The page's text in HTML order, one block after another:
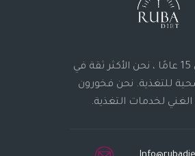
منذ أكثر من 15 عامًا ، نحن الأكثر ثقة في
للتغذية. نحن فخورون
الغني لخدمات التغذية.